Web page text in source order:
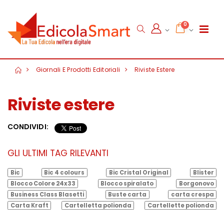
0
Giornali E Prodotti Editoriali Riviste Estere
Riviste estere
CONDIVIDI:
GLI ULTIMI TAG RILEVANTI
Bic Bic 4 colours Bic Cristal Original
Blister
Blocco Colore 24x33
Blocco spiralato
Borgonovo
Business Class Blasetti
Buste carta
carta crespa
Carta Kraft
Cartelletta polionda
Cartellette polionda